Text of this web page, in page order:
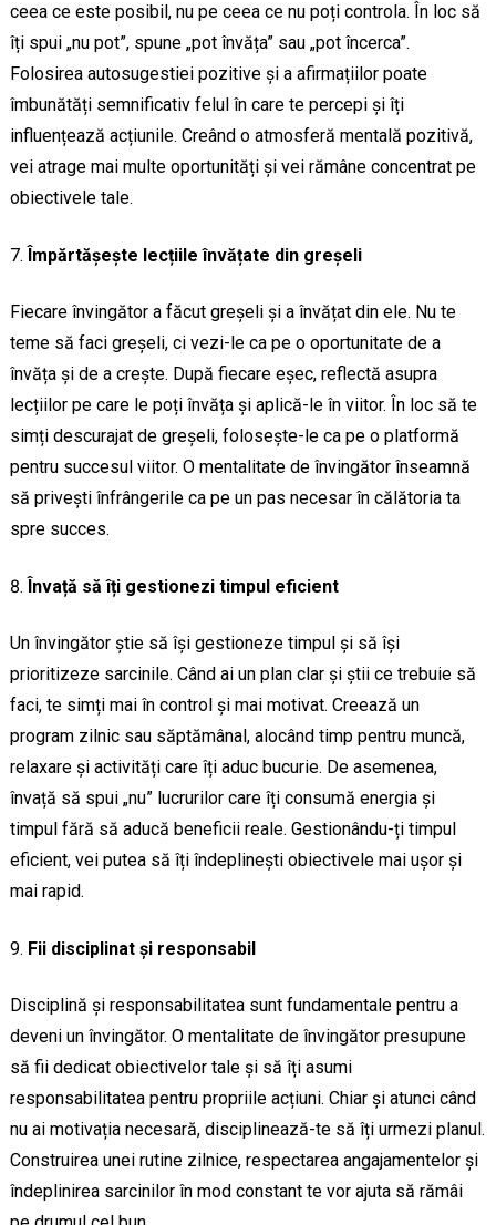
ceea ce este posibil, nu pe ceea ce nu poți controla. În loc să
îți spui „nu pot”, spune „pot învăța” sau „pot încerca”.
Folosirea autosugestiei pozitive și a afirmațiilor poate
îmbunătăți semnificativ felul în care te percepi și îți
influențează acțiunile. Creând o atmosferă mentală pozitivă,
vei atrage mai multe oportunități și vei rămâne concentrat pe
obiectivele tale.
Împărtășește lecțiile învățate din greșeli
Fiecare învingător a făcut greșeli și a învățat din ele. Nu te
teme să faci greșeli, ci vezi-le ca pe o oportunitate de a
învăța și de a crește. După fiecare eșec, reflectă asupra
lecțiilor pe care le poți învăța și aplică-le în viitor. În loc să te
simți descurajat de greșeli, folosește-le ca pe o platformă
pentru succesul viitor. O mentalitate de învingător înseamnă
să privești înfrângerile ca pe un pas necesar în călătoria ta
spre succes.
Învață să îți gestionezi timpul eficient
Un învingător știe să își gestioneze timpul și să își
prioritizeze sarcinile. Când ai un plan clar și știi ce trebuie să
faci, te simți mai în control și mai motivat. Creează un
program zilnic sau săptămânal, alocând timp pentru muncă,
relaxare și activități care îți aduc bucurie. De asemenea,
învață să spui „nu” lucrurilor care îți consumă energia și
timpul fără să aducă beneficii reale. Gestionându-ți timpul
eficient, vei putea să îți îndeplinești obiectivele mai ușor și
mai rapid.
Fii disciplinat și responsabil
Disciplină și responsabilitatea sunt fundamentale pentru a
deveni un învingător. O mentalitate de învingător presupune
să fii dedicat obiectivelor tale și să îți asumi
responsabilitatea pentru propriile acțiuni. Chiar și atunci când
nu ai motivația necesară, disciplinează-te să îți urmezi planul.
Construirea unei rutine zilnice, respectarea angajamentelor și
îndeplinirea sarcinilor în mod constant te vor ajuta să rămâi